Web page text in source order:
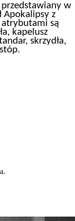
w
Apokalipsy z
atrybutami są
kapelusz
skrzydła,